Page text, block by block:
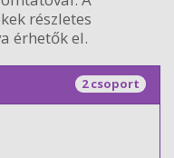
részletes
érhetők el.
2 csoport